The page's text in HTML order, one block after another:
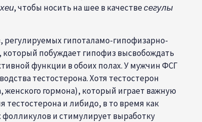
хеи, чтобы носить на шее в качествесегулы
гипоталамо-гипофизарно-
побуждает гипофиз высвобождать
функции в обоих полах. У мужчин ФСГ
тестостерона. Хотя тестостерон
гормона), который играет важную
тестостерона и либидо, в то время как
и стимулирует выработку